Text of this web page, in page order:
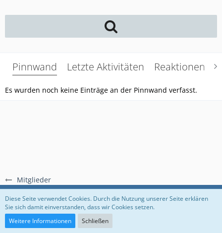
Mitglieder
Pinnwand Letzte Aktivitäten Reaktionen
Es wurden noch keine Einträge an der Pinnwand verfasst.
Regeln Datenschutzerklärung Impressum
Community-Software:
Diese Seite verwendet Cookies. Durch die Nutzung unserer Seite erklären
Sie sich damit einverstanden, dass wir Cookies setzen.
Weitere Informationen
Schließen